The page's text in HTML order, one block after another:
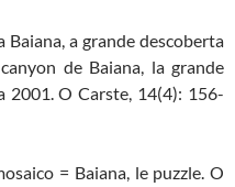
Baiana, a grande descoberta
de Baiana, la grande
2001. O Carste, 14(4): 156-
= Baiana, le puzzle. O